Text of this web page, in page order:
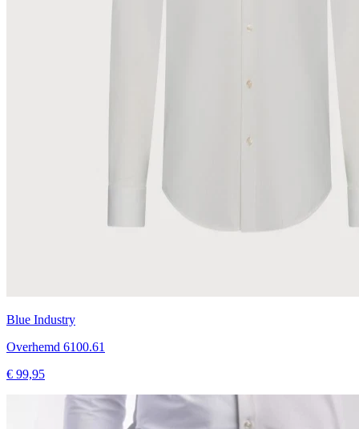
Blue Industry
Overhemd 6100.61
€ 99,95